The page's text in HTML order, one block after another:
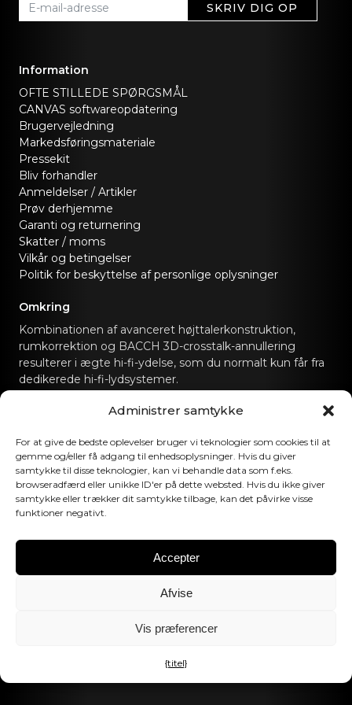
Administrer samtykke
For at give de bedste oplevelser bruger vi teknologier som cookies til at
gemme og/eller få adgang til enhedsoplysninger. Hvis du giver
samtykke til disse teknologier, kan vi behandle data som f.eks.
browseradfærd eller unikke ID'er på dette websted. Hvis du ikke giver
samtykke eller trækker dit samtykke tilbage, kan det påvirke visse
funktioner negativt.
Accepter
Afvise
Vis præferencer
{titel}
SKRIV DIG OP
Information
OFTE STILLEDE SPØRGSMÅL
CANVAS softwareopdatering
Brugervejledning
Markedsføringsmateriale
Pressekit
Bliv forhandler
Anmeldelser / Artikler
Prøv derhjemme
Garanti og returnering
Skatter / moms
Vilkår og betingelser
Politik for beskyttelse af personlige oplysninger
Omkring
Kombinationen af avanceret højttalerkonstruktion,
rumkorrektion og BACCH 3D-crosstalk-annullering
resulterer i ægte hi-fi-ydelse, som du normalt kun får fra
dedikerede hi-fi-lydsystemer.
Kontakt os
hello@canvashifi.com Ring til +45 29 75 00 45
CANVAS HiFi ApS
Flade Engvej 4
Momsnummer:DK43519425
Følg os